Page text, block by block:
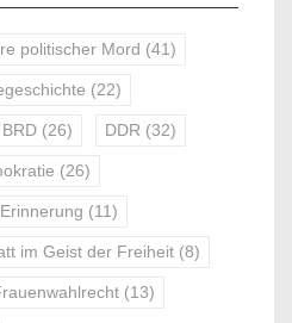
politischer Mord (41)
(22)
BRD (26) DDR (32)
(26)
Erinnerung (11)
im Geist der Freiheit (8)
(13)